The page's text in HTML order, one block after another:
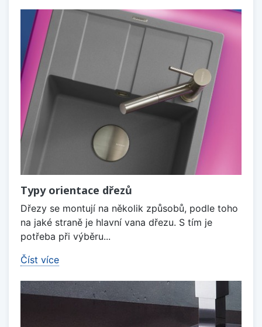
Typy orientace dřezů
Dřezy se montují na několik způsobů, podle toho
na jaké straně je hlavní vana dřezu. S tím je
potřeba při výběru...
Číst více